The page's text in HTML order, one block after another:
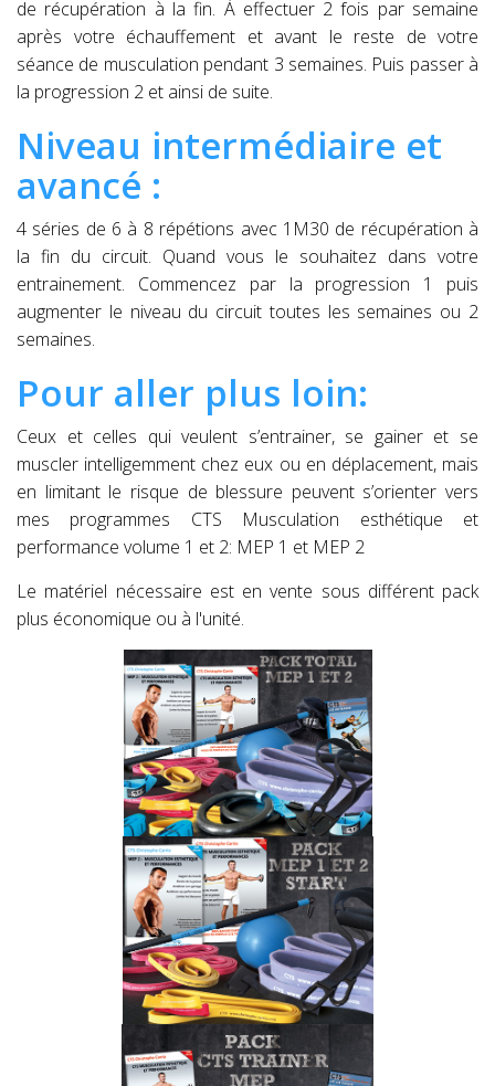
de récupération à la fin. À effectuer 2 fois par semaine
après votre échauffement et avant le reste de votre
séance de musculation pendant 3 semaines. Puis passer à
la progression 2 et ainsi de suite.
Niveau intermédiaire et
avancé :
4 séries de 6 à 8 répétions avec 1M30 de récupération à
la fin du circuit. Quand vous le souhaitez dans votre
entrainement. Commencez par la progression 1 puis
augmenter le niveau du circuit toutes les semaines ou 2
semaines.
Pour aller plus loin:
Ceux et celles qui veulent s’entrainer, se gainer et se
muscler intelligemment chez eux ou en déplacement, mais
en limitant le risque de blessure peuvent s’orienter vers
mes programmes CTS Musculation esthétique et
performance volume 1 et 2: MEP 1 et MEP 2
Le matériel nécessaire est en vente sous différent pack
plus économique ou à l'unité.